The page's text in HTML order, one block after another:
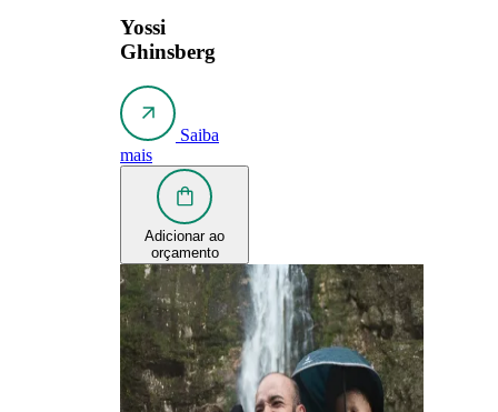
Yossi
Ghinsberg
Saiba
mais
Adicionar ao
orçamento